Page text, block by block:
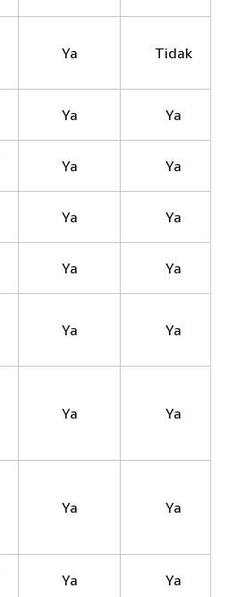
Ya Tidak
Ya Ya
Ya Ya
Ya Ya
Ya Ya
Ya Ya
Ya Ya
Ya Ya
Ya Ya